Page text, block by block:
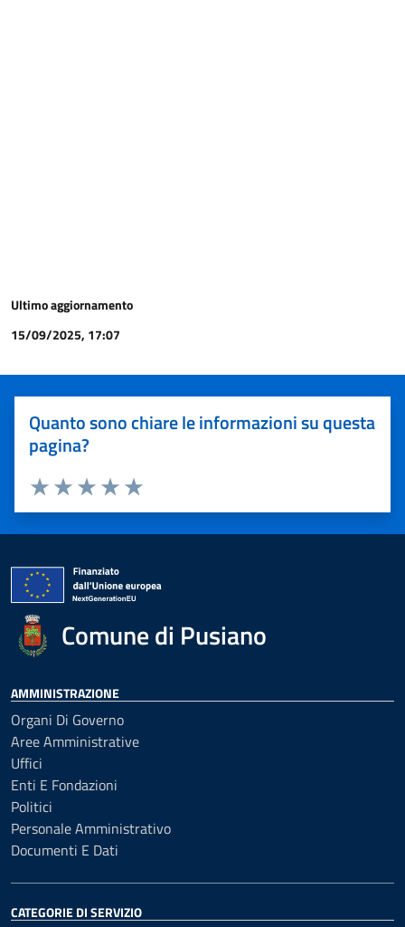
Ultimo aggiornamento
15/09/2025, 17:07
Quanto sono chiare le informazioni su questa
pagina?
Valuta 5 stelle su 5
Valuta 4 stelle su 5
Valuta 3 stelle su 5
Valuta 2 stelle su 5
Valuta 1 stelle su 5
Comune di Pusiano
AMMINISTRAZIONE
Organi Di Governo
Aree Amministrative
Uffici
Enti E Fondazioni
Politici
Personale Amministrativo
Documenti E Dati
CATEGORIE DI SERVIZIO